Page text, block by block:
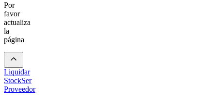
Por
favor
actualiza
la
página
Liquidar
StockSer
Proveedor